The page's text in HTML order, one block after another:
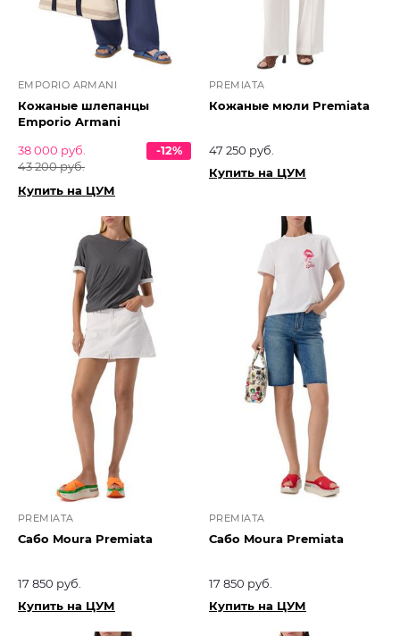
EMPORIO ARMANI
Кожаные шлепанцы
Emporio Armani
38 000 руб.
43 200 руб.
-12%
Купить на ЦУМ
PREMIATA
Кожаные мюли Premiata
47 250 руб.
Купить на ЦУМ
PREMIATA
Сабо Moura Premiata
17 850 руб.
Купить на ЦУМ
PREMIATA
Сабо Moura Premiata
17 850 руб.
Купить на ЦУМ